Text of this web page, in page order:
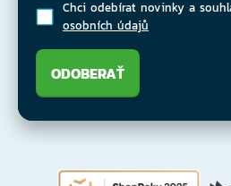
Chci odebírat novinky a
osobních údajů
ODOBERAŤ